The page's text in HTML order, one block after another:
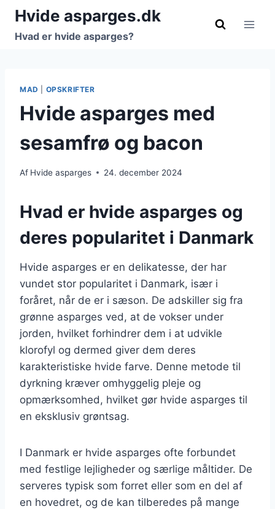
Fortsæt
indhold
Hvide asparges.dk
Hvad er hvide asparges?
MAD OPSKRIFTER
Hvide asparges med
sesamfrø og bacon
Af Hvide asparges 24. december 2024
Hvad er hvide asparges og
deres popularitet i Danmark
Hvide asparges er en delikatesse, der har
vundet stor popularitet i Danmark, især i
foråret, når de er i sæson. De adskiller sig fra
grønne asparges ved, at de vokser under
jorden, hvilket forhindrer dem i at udvikle
klorofyl og dermed giver dem deres
karakteristiske hvide farve. Denne metode til
dyrkning kræver omhyggelig pleje og
opmærksomhed, hvilket gør hvide asparges til
en eksklusiv grøntsag.
I Danmark er hvide asparges ofte forbundet
med festlige lejligheder og særlige måltider. De
serveres typisk som forret eller som en del af
en hovedret, og de kan tilberedes på mange